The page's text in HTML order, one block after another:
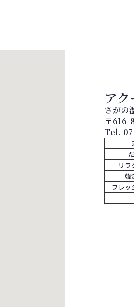
ア
さがの
〒616-
Tel.
リラ
韓
フレッ